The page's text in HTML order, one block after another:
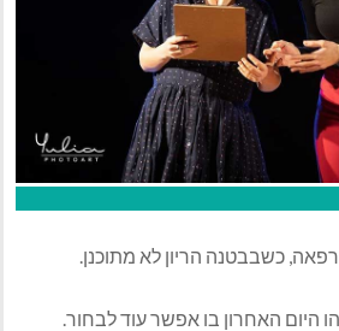
כשבבטנה הריון לא מתוכנן.
היום האחרון בו אפשר עוד לבחור.